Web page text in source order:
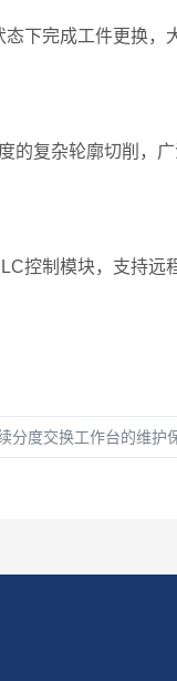
完成工件更换，
复杂轮廓切削，广
制模块，支持远
分度交换工作台的维护